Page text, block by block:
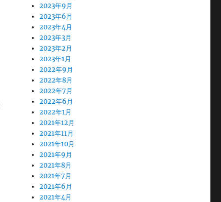
2023年9月
2023年6月
2023年4月
2023年3月
2023年2月
2023年1月
2022年9月
2022年8月
2022年7月
2022年6月
2022年1月
2021年12月
2021年11月
2021年10月
2021年9月
2021年8月
2021年7月
2021年6月
2021年4月